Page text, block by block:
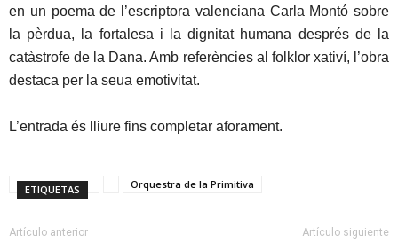
en un poema de l’escriptora valenciana Carla Montó sobre
la pèrdua, la fortalesa i la dignitat humana després de la
catàstrofe de la Dana. Amb referències al folklor xativí, l’obra
destaca per la seua emotivitat.
L’entrada és lliure fins completar aforament.
ETIQUETAS Orquestra de la Primitiva
Artículo anterior Artículo siguiente